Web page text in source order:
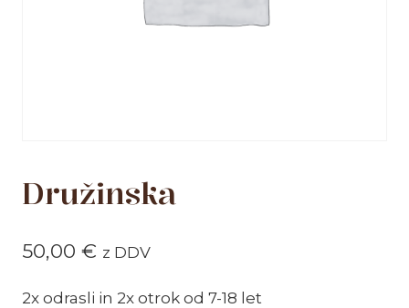
Družinska
50,00 € z DDV
2x odrasli in 2x otrok od 7-18 let